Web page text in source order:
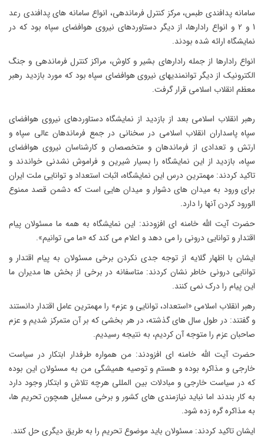
سامانه پدافندی طبس، مرکز کنترل فرماندهی، انواع سامانه های پدافندی رعد
1 و 2 و انواع رادارها، از دیگر دستاوردهای نیروی هوافضای سپاه بود که در
نمایشگاه ارائه شده بودند.
انواع رادارها از جمله رادارهای بشیر و کاوش، مراکز کنترل فرماندهی و جنگ
الکترونیک از دیگر توانمندیهای نیروی هوافضای سپاه بود که مورد بازدید رهبر
معظم انقلاب اسلامی قرار گرفت.
رهبر انقلاب اسلامی بعد از بازدید از نمایشگاه دستاوردهای نیروی هوافضای
سپاه پاسداران انقلاب اسلامی در سخنانی در جمع فرماندهان عالی سپاه و
ارتش و تعدادی از فرماندهان و متخصصان و کارشناسان نیروی هوافضای
سپاه، بازدید از این نمایشگاه را بسیار شیرین و فراموش نشدنی خواندند و
تاکید کردند: مهمترین درس این نمایشگاه، اثبات استعداد و توانایی ملت ایران
برای ورود به میدان های دشوار و میدان هایی است که دشمن قصد ممنوع
الورود کردن آنها را دارد.
حضرت آیت الله خامنه ای افزودند: این نمایشگاه به همه ما مسئولان پیام
اقتدار و توانایی درونی را می دهد و اعلام می کند که «ما می توانیم».
ایشان با اظهار گلایه از توجه جدی نکردن برخی مسئولان به پیام اقتدار و
توانایی درونی خاطر نشان کردند: متاسفانه در برخی از بخش ها مدیران ما
این پیام را درک نمی کنند.
رهبر انقلاب اسلامی «استعداد، توانایی و عزم» را مهمترین عامل اقتدار دانستند
و گفتند: در طول سال های گذشته، در هر بخشی که بر آن متمرکز شدیم و عزم
صاحبان عزم را متوجه آن کردیم، به نتیجه رسیدیم.
حضرت آیت الله خامنه ای افزودند: من همواره طرفدار ابتکار در سیاست
خارجی و مذاکره بوده و هستم و توصیه همیشگی من به مسئولان این بوده
که در سیاست خارجی و مبادلات بین المللی هرچه تلاش و ابتکار وجود دارد
به کار بندند اما نباید نیازمندی های کشور و برخی مسایل همچون تحریم ها،
به مذاکره گره زده شود.
ایشان تاکید کردند: مسئولان باید موضوع تحریم را به طریق دیگری حل کنند.